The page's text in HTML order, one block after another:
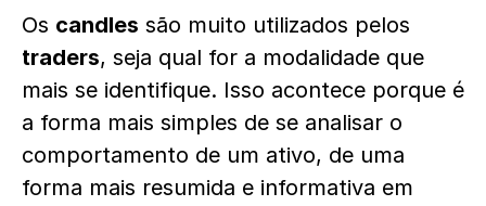
Os candles são muito utilizados pelos
traders, seja qual for a modalidade que
mais se identifique. Isso acontece porque é
a forma mais simples de se analisar o
comportamento de um ativo, de uma
forma mais resumida e informativa em